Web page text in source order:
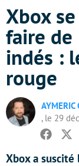
Xbox
faire de
indés :
rouge
AYMERIC
, le 29
Xbox a